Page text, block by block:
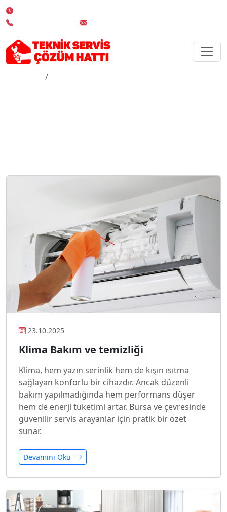
23.10.2025
Klima Bakım ve temizliği
Klima, hem yazın serinlik hem de kışın ısıtma
sağlayan konforlu bir cihazdır. Ancak düzenli
bakım yapılmadığında hem performans düşer
hem de enerji tüketimi artar. Bursa ve çevresinde
güvenilir servis arayanlar için pratik bir özet
sunar.
Devamını Oku